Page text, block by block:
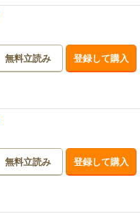
無料立読み 登録して購入
無料立読み 登録して購入